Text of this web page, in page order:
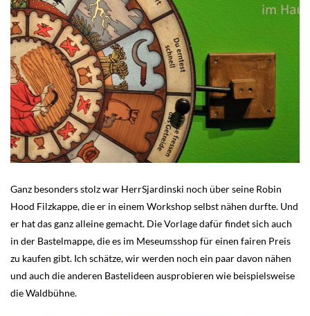
Ganz besonders stolz war HerrSjardinski noch über seine Robin
Hood Filzkappe, die er in einem Workshop selbst nähen durfte. Und
er hat das ganz alleine gemacht. Die Vorlage dafür findet sich auch
in der Bastelmappe, die es im Meseumsshop für einen fairen Preis
zu kaufen gibt. Ich schätze, wir werden noch ein paar davon nähen
und auch die anderen Bastelideen ausprobieren wie beispielsweise
die Waldbühne.